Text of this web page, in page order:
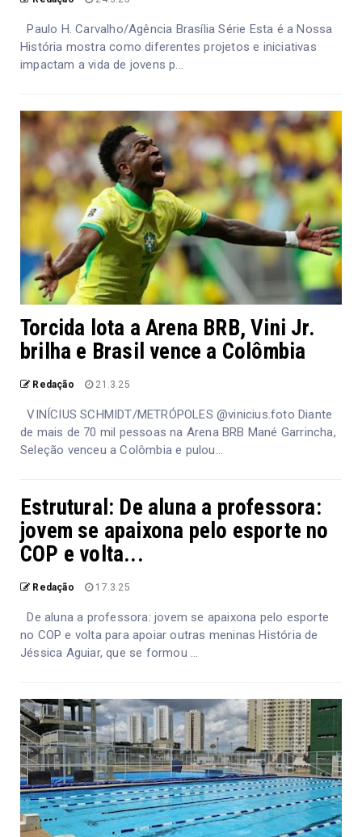
Paulo H. Carvalho/Agência Brasília Série Esta é a Nossa
História mostra como diferentes projetos e iniciativas
impactam a vida de jovens p...
Torcida lota a Arena BRB, Vini Jr.
brilha e Brasil vence a Colômbia
Redação 21.3.25
VINÍCIUS SCHMIDT/METRÓPOLES @vinicius.foto Diante
de mais de 70 mil pessoas na Arena BRB Mané Garrincha,
Seleção venceu a Colômbia e pulou...
Estrutural: De aluna a professora:
jovem se apaixona pelo esporte no
COP e volta...
Redação 17.3.25
De aluna a professora: jovem se apaixona pelo esporte
no COP e volta para apoiar outras meninas História de
Jéssica Aguiar, que se formou ...